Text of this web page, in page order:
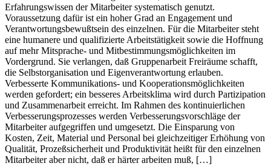
Erfahrungswissen der Mitarbeiter systematisch genutzt.
Voraussetzung dafür ist ein hoher Grad an Engagement und
Verantwortungsbewußtsein des einzelnen. Für die Mitarbeiter steht
eine humanere und qualifizierte Arbeitstätigkeit sowie die Hoffnung
auf mehr Mitsprache- und Mitbestimmungsmöglichkeiten im
Vordergrund. Sie verlangen, daß Gruppenarbeit Freiräume schafft,
die Selbstorganisation und Eigenverantwortung erlauben.
Verbesserte Kommunikations- und Kooperationsmöglichkeiten
werden gefordert; ein besseres Arbeitsklima wird durch Partizipation
und Zusammenarbeit erreicht. Im Rahmen des kontinuierlichen
Verbesserungsprozesses werden Verbesserungsvorschläge der
Mitarbeiter aufgegriffen und umgesetzt. Die Einsparung von
Kosten, Zeit, Material und Personal bei gleichzeitiger Erhöhung von
Qualität, Prozeßsicherheit und Produktivität heißt für den einzelnen
Mitarbeiter aber nicht, daß er härter arbeiten muß, […]